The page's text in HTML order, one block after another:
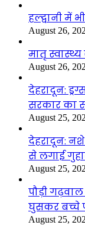
हल्द्वानी में
August 26,
मातृ
August 26,
देहरादून:
सरकार का
August 25,
देहरादून:
से लगाई
August 25,
पौड़ी
घुसकर बच्चे
August 25,